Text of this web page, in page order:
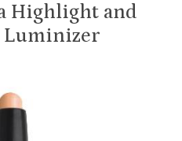
Highlight and
Luminizer